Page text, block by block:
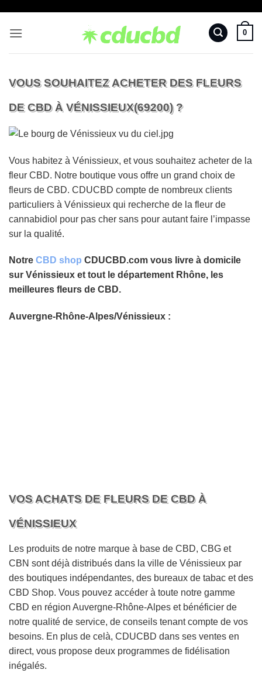
contenu
0
VOUS SOUHAITEZ ACHETER DES FLEURS
DE CBD À VÉNISSIEUX(69200) ?
Vous habitez à Vénissieux, et vous souhaitez acheter de la
fleur CBD. Notre boutique vous offre un grand choix de
fleurs de CBD. CDUCBD compte de nombreux clients
particuliers à Vénissieux qui recherche de la fleur de
cannabidiol pour pas cher sans pour autant faire l’impasse
sur la qualité.
Notre CBD shop CDUCBD.com vous livre à domicile
sur Vénissieux et tout le département Rhône, les
meilleures fleurs de CBD.
Auvergne-Rhône-Alpes/Vénissieux :
VOS ACHATS DE FLEURS DE CBD À
VÉNISSIEUX
Les produits de notre marque à base de CBD, CBG et
CBN sont déjà distribués dans la ville de Vénissieux par
des boutiques indépendantes, des bureaux de tabac et des
CBD Shop. Vous pouvez accéder à toute notre gamme
CBD en région Auvergne-Rhône-Alpes et bénéficier de
notre qualité de service, de conseils tenant compte de vos
besoins. En plus de celà, CDUCBD dans ses ventes en
direct, vous propose deux programmes de fidélisation
inégalés.